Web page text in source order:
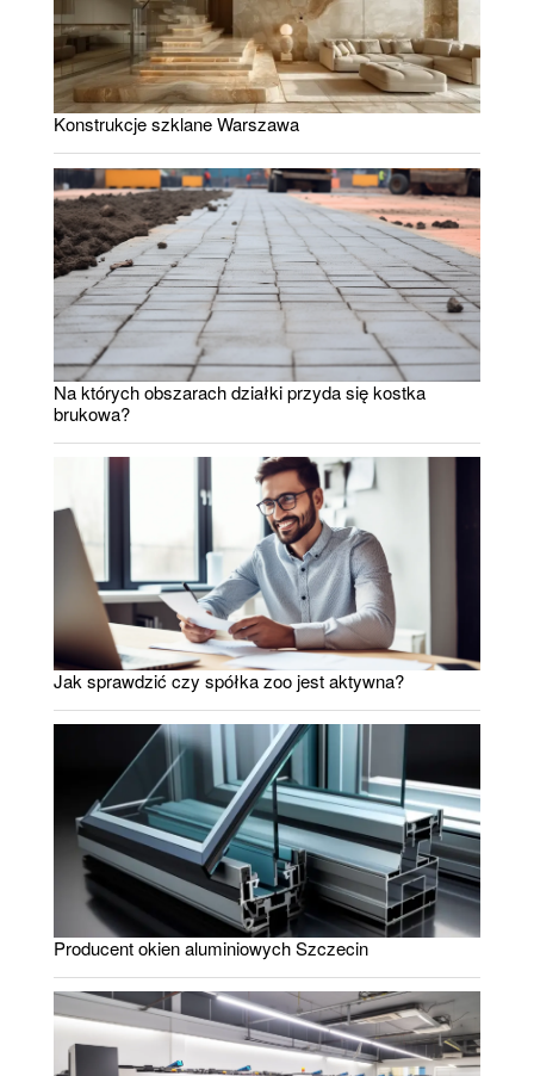
Konstrukcje szklane Warszawa
Na których obszarach działki przyda się kostka
brukowa?
Jak sprawdzić czy spółka zoo jest aktywna?
Producent okien aluminiowych Szczecin